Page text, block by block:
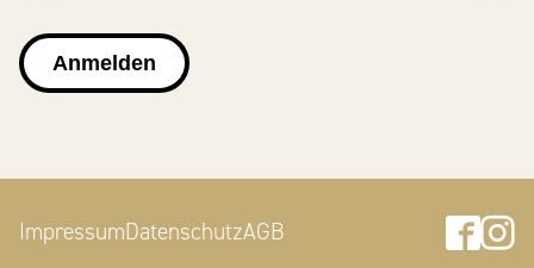
Anmelden
ImpressumDatenschutzAGB